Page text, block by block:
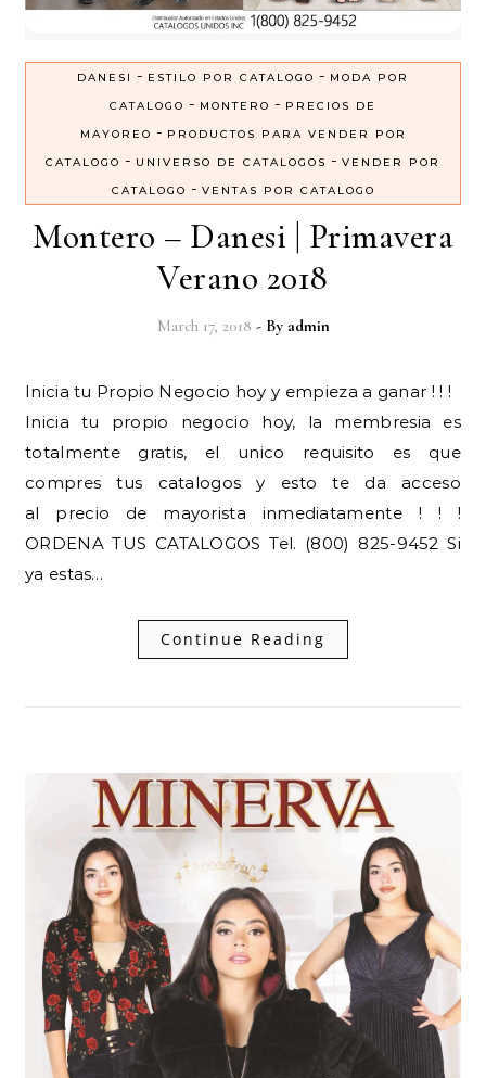
DANESI - ESTILO POR CATALOGO - MODA POR
CATALOGO - MONTERO - PRECIOS DE
MAYOREO - PRODUCTOS PARA VENDER POR
CATALOGO - UNIVERSO DE CATALOGOS - VENDER POR
CATALOGO - VENTAS POR CATALOGO
Montero – Danesi | Primavera
Verano 2018
March 17, 2018 - By admin
Inicia tu Propio Negocio hoy y empieza a ganar ! ! !
Inicia tu propio negocio hoy, la membresia es
totalmente gratis, el unico requisito es que
compres tus catalogos y esto te da acceso
al precio de mayorista inmediatamente ! ! !
ORDENA TUS CATALOGOS Tel. (800) 825-9452 Si
ya estas…
Continue Reading